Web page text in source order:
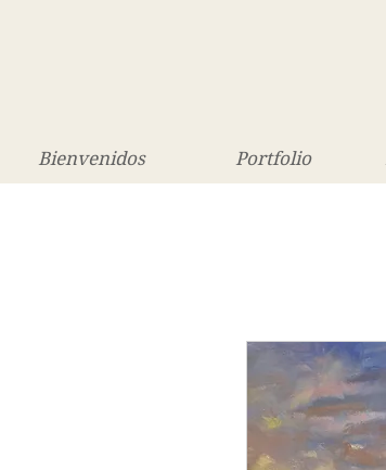
Bienvenidos Portfolio